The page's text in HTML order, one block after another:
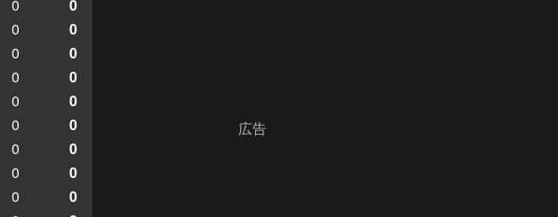
0 0
0 0
0 0
0 0
0 0
0 0
0 0
0 0
0 0